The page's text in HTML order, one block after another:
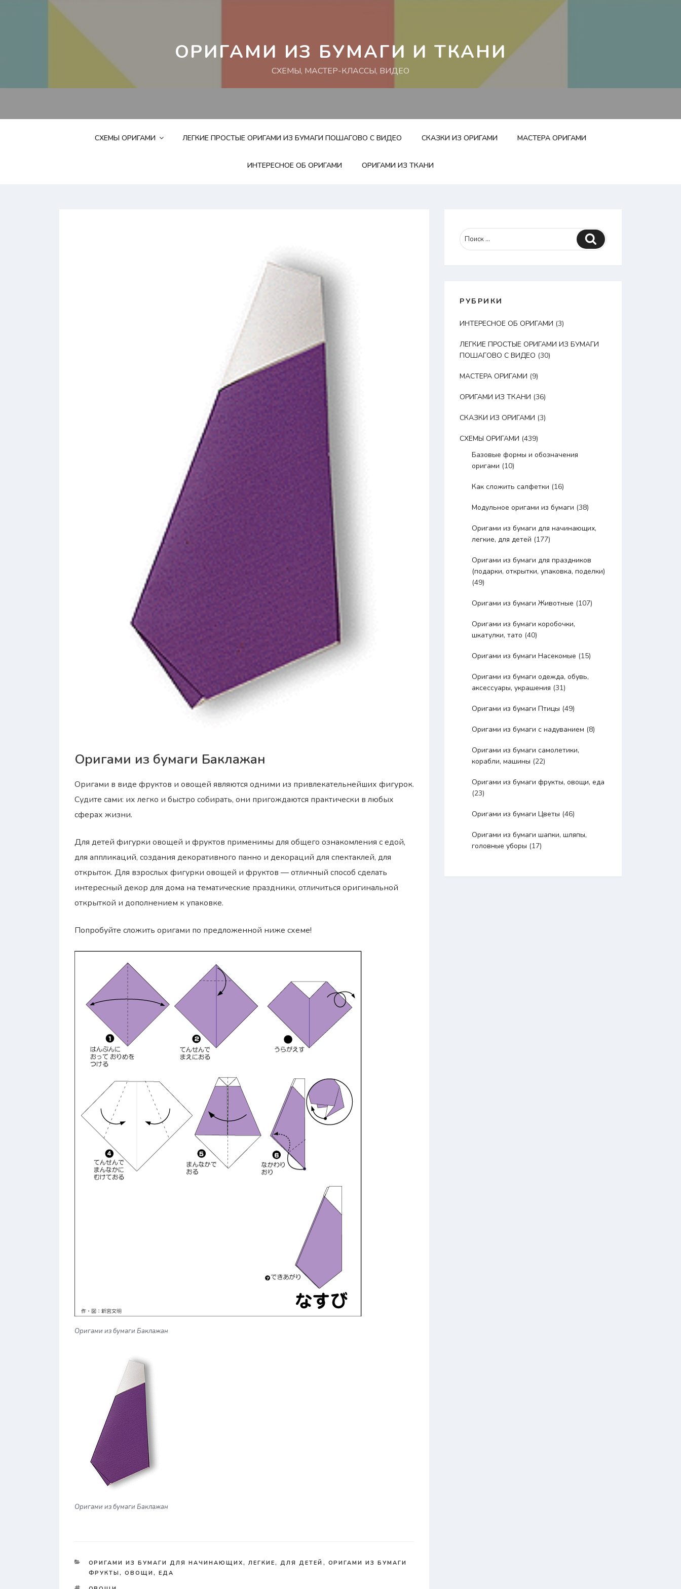
ОРИГАМИ ИЗ БУМАГИ И ТКАНИ
СХЕМЫ, МАСТЕР-КЛАССЫ, ВИДЕО
СХЕМЫ ОРИГАМИ ЛЕГКИЕ ПРОСТЫЕ ОРИГАМИ ИЗ БУМАГИ ПОШАГОВО С ВИДЕО СКАЗКИ ИЗ ОРИГАМИ МАСТЕРА ОРИГАМИ
ИНТЕРЕСНОЕ ОБ ОРИГАМИ ОРИГАМИ ИЗ ТКАНИ
Оригами из бумаги Баклажан
Оригами в виде фруктов и овощей являются одними из привлекательнейших фигурок.
Судите сами: их легко и быстро собирать, они пригождаются практически в любых
сферах жизни.
Для детей фигурки овощей и фруктов применимы для общего ознакомления с едой,
для аппликаций, создания декоративного панно и декораций для спектаклей, для
открыток. Для взрослых фигурки овощей и фруктов — отличный способ сделать
интересный декор для дома на тематические праздники, отличиться оригинальной
открыткой и дополнением к упаковке.
Попробуйте сложить оригами по предложенной ниже схеме!
Оригами из бумаги Баклажан
Оригами из бумаги Баклажан
КАТЕГОРИИ
ОРИГАМИ ИЗ БУМАГИ ДЛЯ НАЧИНАЮЩИХ, ЛЕГКИЕ, ДЛЯ ДЕТЕЙ , ОРИГАМИ ИЗ БУМАГИ
ФРУКТЫ, ОВОЩИ, ЕДА
Поиск
РУБРИКИ
ИНТЕРЕСНОЕ ОБ ОРИГАМИ (3)
ЛЕГКИЕ ПРОСТЫЕ ОРИГАМИ ИЗ БУМАГИ
ПОШАГОВО С ВИДЕО (30)
МАСТЕРА ОРИГАМИ (9)
ОРИГАМИ ИЗ ТКАНИ (36)
СКАЗКИ ИЗ ОРИГАМИ (3)
СХЕМЫ ОРИГАМИ (439)
Базовые формы и обозначения
оригами (10)
Как сложить салфетки (16)
Модульное оригами из бумаги (38)
Оригами из бумаги для начинающих,
легкие, для детей (177)
Оригами из бумаги для праздников
(подарки, открытки, упаковка, поделки)
(49)
Оригами из бумаги Животные (107)
Оригами из бумаги коробочки,
шкатулки, тато (40)
Оригами из бумаги Насекомые (15)
Оригами из бумаги одежда, обувь,
аксессуары, украшения (31)
Оригами из бумаги Птицы (49)
Оригами из бумаги с надуванием (8)
Оригами из бумаги самолетики,
корабли, машины (22)
Оригами из бумаги фрукты, овощи, еда
(23)
Оригами из бумаги Цветы (46)
Оригами из бумаги шапки, шляпы,
головные уборы (17)